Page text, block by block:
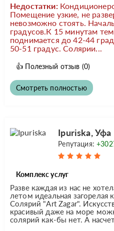
Недостатки:
Помещение узкие, не
невозможно стоять.
градусов.К 15 минутам
поднимается до 42-44
50-51 градус. Солярии...
👍 Полезный отзыв (0)
Смотреть полностью
Ipuriska, Уфа
Репутация:
Комплекс услуг
Разве каждая из нас не
летом идеальная загорелая
Солярий "Art Zagar".
красивый даже на море
солярий как-бы нет. А